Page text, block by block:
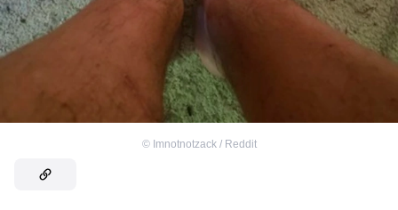
© Imnotnotzack / Reddit